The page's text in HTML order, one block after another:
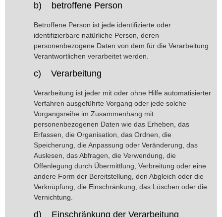
b) betroffene Person
Betroffene Person ist jede identifizierte oder
identifizierbare natürliche Person, deren
personenbezogene Daten von dem für die Verarbeitung
Verantwortlichen verarbeitet werden.
c) Verarbeitung
Verarbeitung ist jeder mit oder ohne Hilfe automatisierter
Verfahren ausgeführte Vorgang oder jede solche
Vorgangsreihe im Zusammenhang mit
personenbezogenen Daten wie das Erheben, das
Erfassen, die Organisation, das Ordnen, die
Speicherung, die Anpassung oder Veränderung, das
Auslesen, das Abfragen, die Verwendung, die
Offenlegung durch Übermittlung, Verbreitung oder eine
andere Form der Bereitstellung, den Abgleich oder die
Verknüpfung, die Einschränkung, das Löschen oder die
Vernichtung.
d) Einschränkung der Verarbeitung